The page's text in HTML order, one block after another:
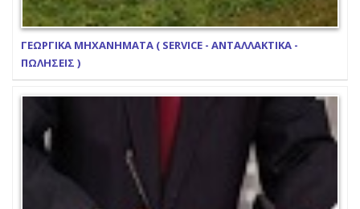
ΓΕΩΡΓΙΚΑ ΜΗΧΑΝΗΜΑΤΑ ( SERVICE - ΑΝΤΑΛΛΑΚΤΙΚΑ -
ΠΩΛΗΣΕΙΣ )